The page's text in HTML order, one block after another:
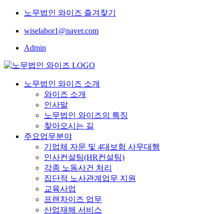
노무법인 와이즈 즐겨찾기
wiselabor1@naver.com
Admin
노무법인 와이즈 소개
와이즈 소개
인사말
노무법인 와이즈의 특징
찾아오시는 길
주요업무분야
기업체 자문 및 4대보험 사무대행
인사컨설팅(HR컨설팅)
각종 노동사건 처리
집단적 노사관계업무 지원
교육사업
프랜차이즈 업무
산업재해 서비스